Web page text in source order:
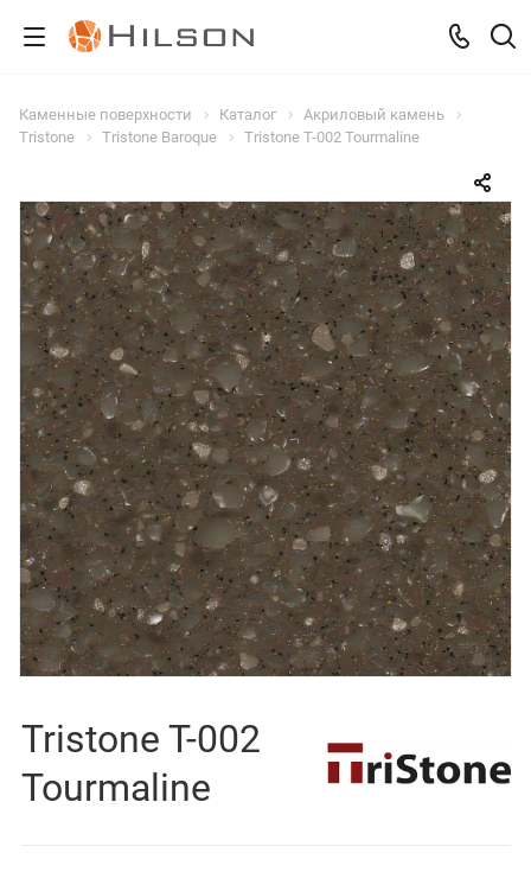
Каменные поверхности Каталог
Акриловый камень
Tristone
Tristone Baroque Tristone T-002 Tourmaline
Tristone T-002
Tourmaline